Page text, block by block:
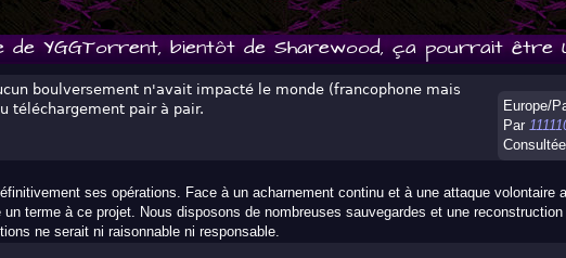
de YGGTorrent, bientôt de Sharewood, ça pourrait être
Europe/
Par
boulversement n'avait impacté le monde (francophone mais
téléchargement pair à pair.
ses opérations. Face à un acharnement continu et à une attaque volontaire
terme à ce projet. Nous disposons de nombreuses sauvegardes et une
ne serait ni raisonnable ni responsable.